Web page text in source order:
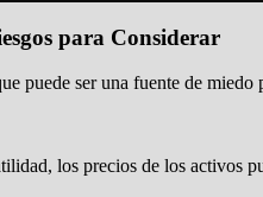
para Considerar
puede ser una fuente de
los precios de los activos